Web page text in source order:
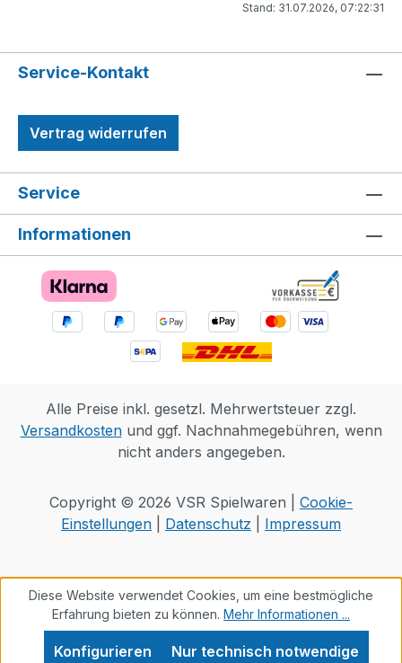
Stand: 31.07.2026, 07:22:31
Service-Kontakt
Vertrag widerrufen
Service
Informationen
Alle Preise inkl. gesetzl. Mehrwertsteuer zzgl.
Versandkostenund ggf. Nachnahmegebühren, wenn
nicht anders angegeben.
Copyright © 2026 VSR Spielwaren | Cookie-
Einstellungen
Datenschutz Impressum
Diese Website verwendet Cookies, um eine bestmögliche
Erfahrung bieten zu können. Mehr Informationen ...
Nur technisch notwendige
Konfigurieren